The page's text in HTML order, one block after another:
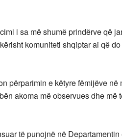
i sa më shumë prindërve që
komuniteti shqiptar ai që do
përparimin e këtyre fëmijëve në
akoma më observues dhe më
të punojnë në